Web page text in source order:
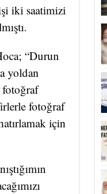
iki saatimizi
“Durun
yoldan
fotoğraf
fotoğraf
için